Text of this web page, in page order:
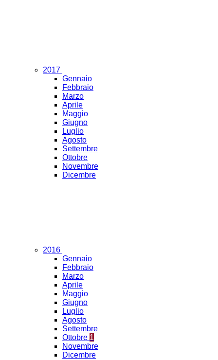
2017
Gennaio
Febbraio
Marzo
Aprile
Maggio
Giugno
Luglio
Agosto
Settembre
Ottobre
Novembre
Dicembre
2016
Gennaio
Febbraio
Marzo
Aprile
Maggio
Giugno
Luglio
Agosto
Settembre
Ottobre 1
Novembre
Dicembre